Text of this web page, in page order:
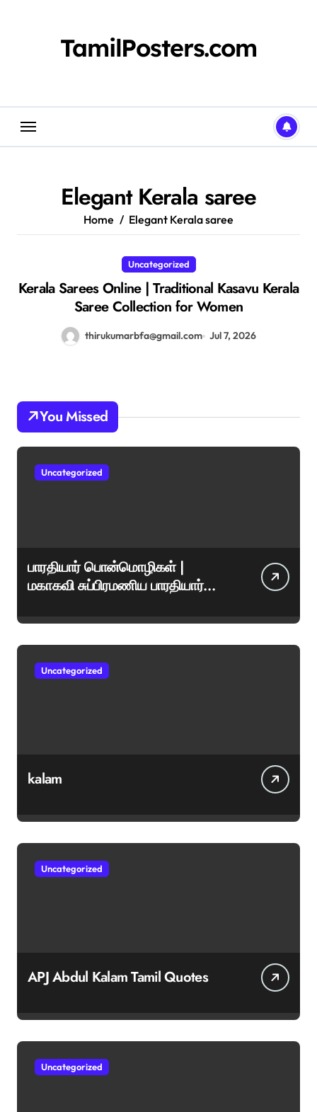
TamilPosters.com
Elegant Kerala saree
Home Elegant Kerala saree
Uncategorized
Kerala Sarees Online | Traditional Kasavu Kerala
Saree Collection for Women
thirukumarbfa@gmail.com Jul 7, 2026
You Missed
Uncategorized
பாரதியார் பொன்மொழிகள் |
மகாகவி சுப்பிரமணிய பாரதியார்
ஊக்கமளிக்கும் வாசகங்கள்
Uncategorized
kalam
Uncategorized
APJ Abdul Kalam Tamil Quotes
Uncategorized